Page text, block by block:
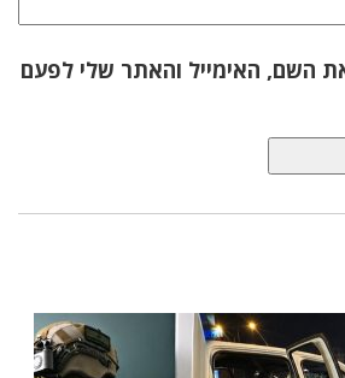
השם, האימייל והאתר שלי לפעם